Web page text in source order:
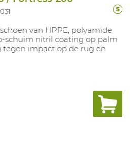
van HPPE, polyamide
schuim nitril coating op palm
tegen impact op de rug en